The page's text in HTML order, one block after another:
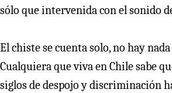
sólo que intervenida con el sonido
El chiste se cuenta solo, no hay
Cualquiera que viva en Chile sabe
siglos de despojo y discriminación